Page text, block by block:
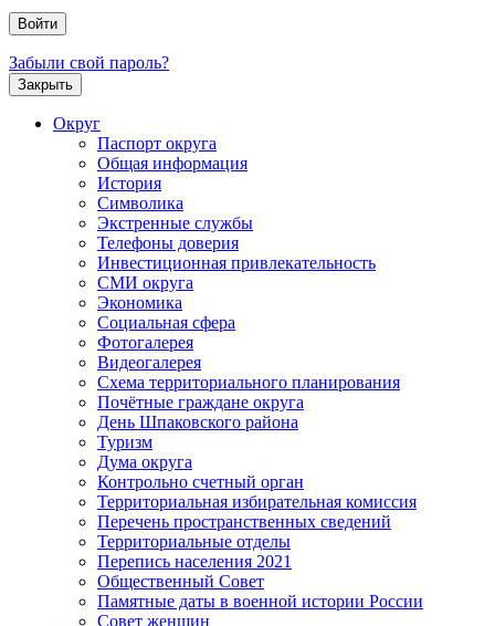
Забыли свой пароль?
Закрыть
Округ
Паспорт округа
Общая информация
История
Символика
Экстренные службы
Телефоны доверия
Инвестиционная привлекательность
СМИ округа
Экономика
Социальная сфера
Фотогалерея
Видеогалерея
Схема территориального планирования
Почётные граждане округа
День Шпаковского района
Туризм
Дума округа
Контрольно счетный орган
Территориальная избирательная комиссия
Перечень пространственных сведений
Территориальные отделы
Перепись населения 2021
Общественный Совет
Памятные даты в военной истории России
Совет женщин